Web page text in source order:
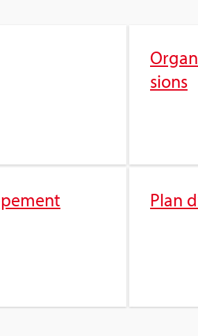
sions
Plan